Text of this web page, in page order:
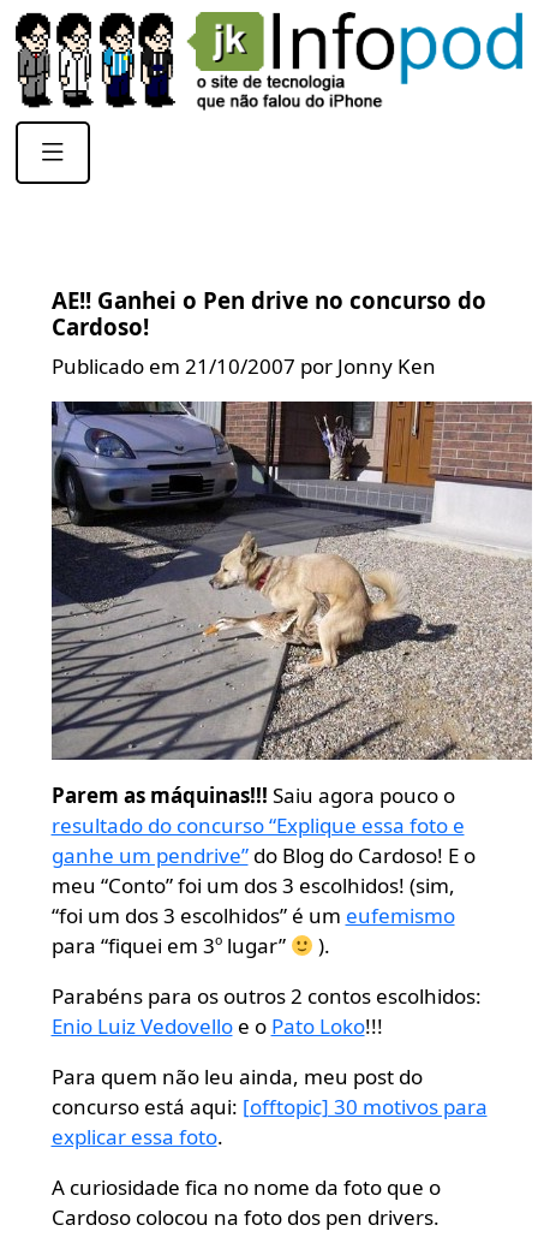
AE!! Ganhei o Pen drive no concurso do
Cardoso!
Publicado em 21/10/2007 por Jonny Ken
Parem as máquinas!!! Saiu agora pouco o
resultado do concurso “Explique essa foto e
ganhe um pendrive”do Blog do Cardoso! E o
meu “Conto” foi um dos 3 escolhidos! (sim,
“foi um dos 3 escolhidos” é um eufemismo
para “fiquei em 3º lugar”
).
Parabéns para os outros 2 contos escolhidos:
Enio Luiz Vedovelloe o Pato Loko!!!
Para quem não leu ainda, meu post do
concurso está aqui: [offtopic] 30 motivos para
explicar essa foto.
A curiosidade fica no nome da foto que o
Cardoso colocou na foto dos pen drivers.